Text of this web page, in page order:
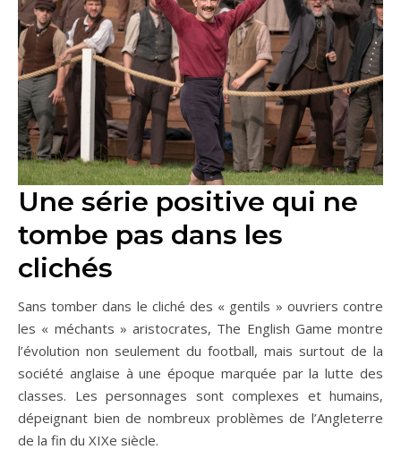
Une série positive qui ne
tombe pas dans les
clichés
Sans tomber dans le cliché des « gentils » ouvriers contre
les « méchants » aristocrates, The English Game montre
l’évolution non seulement du football, mais surtout de la
société anglaise à une époque marquée par la lutte des
classes. Les personnages sont complexes et humains,
dépeignant bien de nombreux problèmes de l’Angleterre
de la fin du XIXe siècle.